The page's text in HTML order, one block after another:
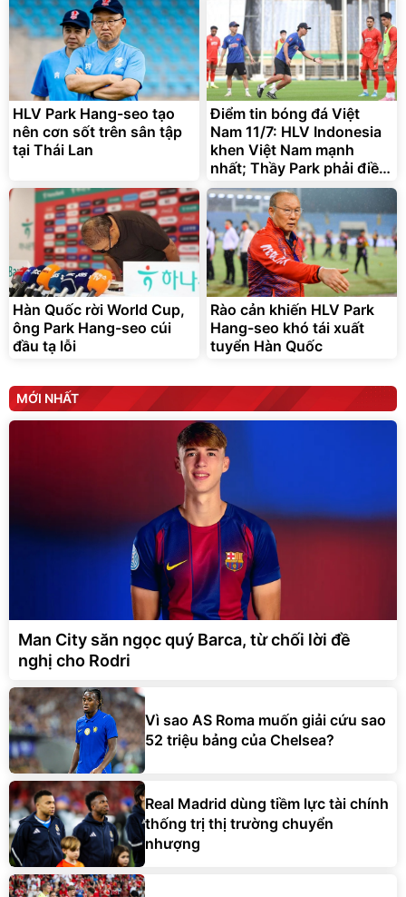
Lót ghế ôtô, nâng lưng
chống nóng giúp thoải mái
trong di chuyển
295.000đ
Đã bán nhiều
HLV Park Hang-seo tạo
nên cơn sốt trên sân tập
tại Thái Lan
Điểm tin bóng đá Việt
Nam 11/7: HLV Indonesia
khen Việt Nam mạnh
nhất; Thầy Park phải điều
trần
Hàn Quốc rời World Cup,
ông Park Hang-seo cúi
đầu tạ lỗi
Rào cản khiến HLV Park
Hang-seo khó tái xuất
tuyển Hàn Quốc
MỚI NHẤT
Man City săn ngọc quý Barca, từ chối lời đề
nghị cho Rodri
Vì sao AS Roma muốn giải cứu sao
52 triệu bảng của Chelsea?
Real Madrid dùng tiềm lực tài chính
thống trị thị trường chuyển
nhượng